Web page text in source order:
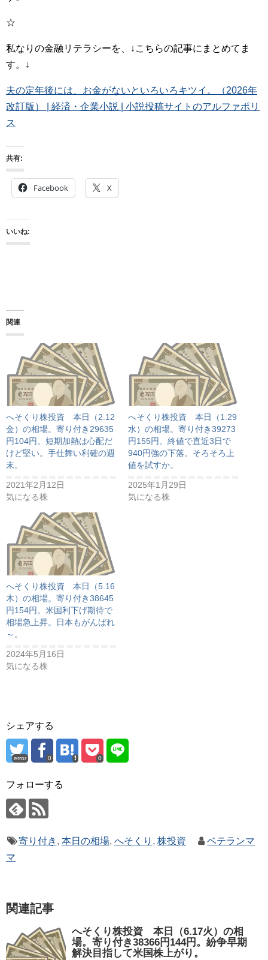
☆
私なりの金融リテラシーを、↓こちらの記事にまとめてま
す。↓
夫の定年後には、お金がないといろいろキツイ。（2026年
改訂版） | 経済・企業小説 | 小説投稿サイトのアルファポリ
ス
共有:
Facebook X
いいね:
関連
へそくり株投資 本日（2.12
金）の相場。寄り付き29635
円104円。短期加熱は心配だ
けど堅い。手仕舞い利確の週
末。
2021年2月12日
気になる株
へそくり株投資 本日（1.29
水）の相場。寄り付き39273
円155円。終値で直近3日で
940円強の下落。そろそろ上
値を試すか。
2025年1月29日
気になる株
へそくり株投資 本日（5.16
木）の相場。寄り付き38645
円154円。米国利下げ期待で
相場急上昇。日本もがんばれ
～。
2024年5月16日
気になる株
シェアする
error 0 0
フォローする
寄り付き , 本日の相場, へそくり , 株投資
ベテランマ
マ
関連記事
へそくり株投資 本日（6.17火）の相
場。寄り付き38366円144円。紛争早期
解決目指して米国株上がり。